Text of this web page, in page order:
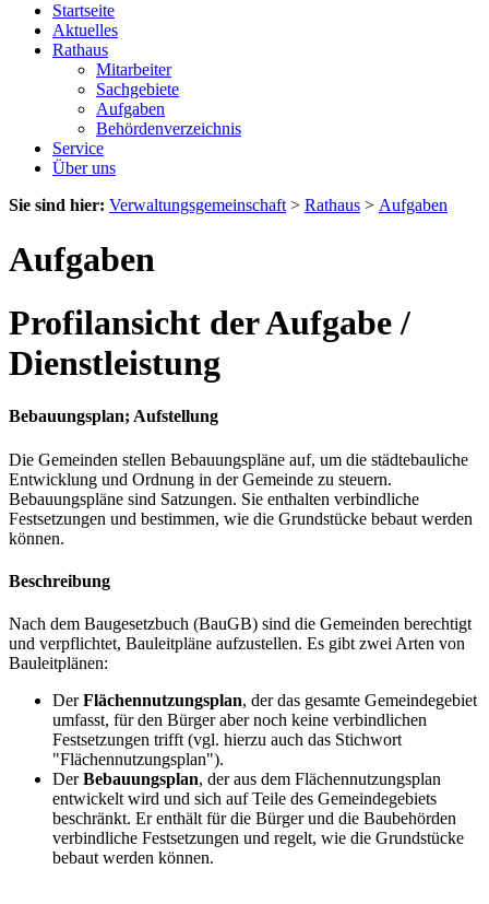
Startseite
Aktuelles
Rathaus
Mitarbeiter
Sachgebiete
Aufgaben
Behördenverzeichnis
Service
Über uns
Sie sind hier: Verwaltungsgemeinschaft > Rathaus > Aufgaben
Aufgaben
Profilansicht der Aufgabe /
Dienstleistung
Bebauungsplan; Aufstellung
Die Gemeinden stellen Bebauungspläne auf, um die städtebauliche
Entwicklung und Ordnung in der Gemeinde zu steuern.
Bebauungspläne sind Satzungen. Sie enthalten verbindliche
Festsetzungen und bestimmen, wie die Grundstücke bebaut werden
können.
Beschreibung
Nach dem Baugesetzbuch (BauGB) sind die Gemeinden berechtigt
und verpflichtet, Bauleitpläne aufzustellen. Es gibt zwei Arten von
Bauleitplänen:
DerFlächennutzungsplan, der das gesamte Gemeindegebiet
umfasst, für den Bürger aber noch keine verbindlichen
Festsetzungen trifft (vgl. hierzu auch das Stichwort
"Flächennutzungsplan").
DerBebauungsplan, der aus dem Flächennutzungsplan
entwickelt wird und sich auf Teile des Gemeindegebiets
beschränkt. Er enthält für die Bürger und die Baubehörden
verbindliche Festsetzungen und regelt, wie die Grundstücke
bebaut werden können.